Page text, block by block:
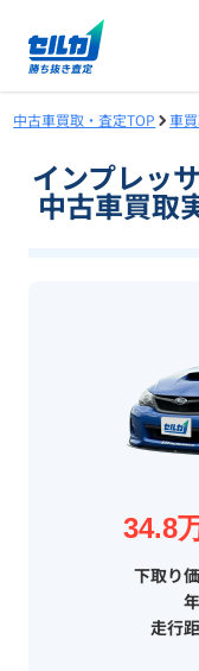
中古車買取・査定TOP 車
インプレッ
中古車買取
34.8
下取り
走行